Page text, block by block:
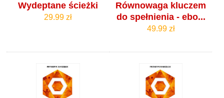
Wydeptane ścieżki
29.99 zł
Równowaga kluczem
do spełnienia - ebo...
49.99 zł